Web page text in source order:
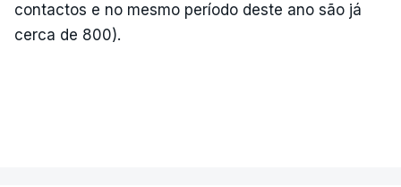
contactos e no mesmo período deste ano são já
cerca de 800).